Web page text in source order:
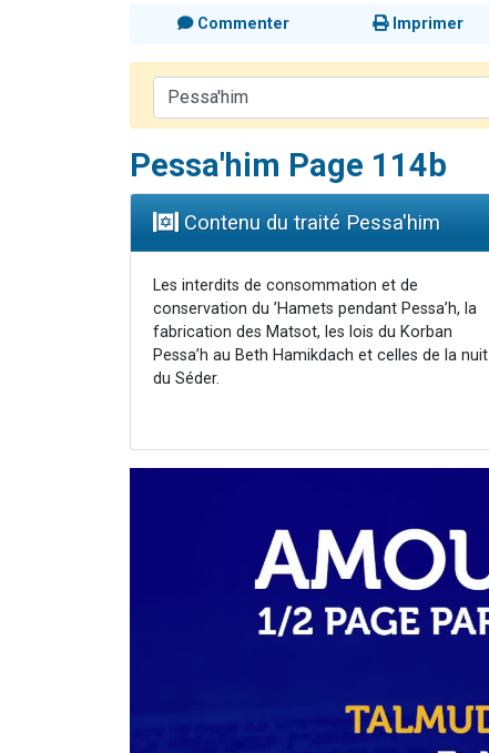
Commenter Imprimer
Pessa'him Page 114b
Contenu du traité Pessa'him
Les interdits de consommation et de
conservation du ’Hamets pendant Pessa’h, la
fabrication des Matsot, les lois du Korban
Pessa’h au Beth Hamikdach et celles de la nuit
du Séder.